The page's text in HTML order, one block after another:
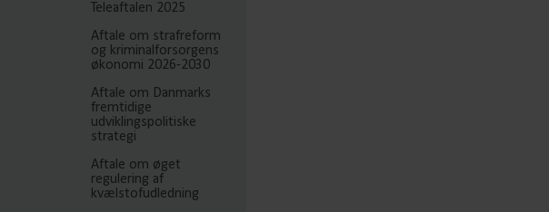
Teleaftalen 2025
Aftale om strafreform
og kriminalforsorgens
økonomi 2026-2030
Aftale om Danmarks
fremtidige
udviklingspolitiske
strategi
Aftale om øget
regulering af
kvælstofudledning